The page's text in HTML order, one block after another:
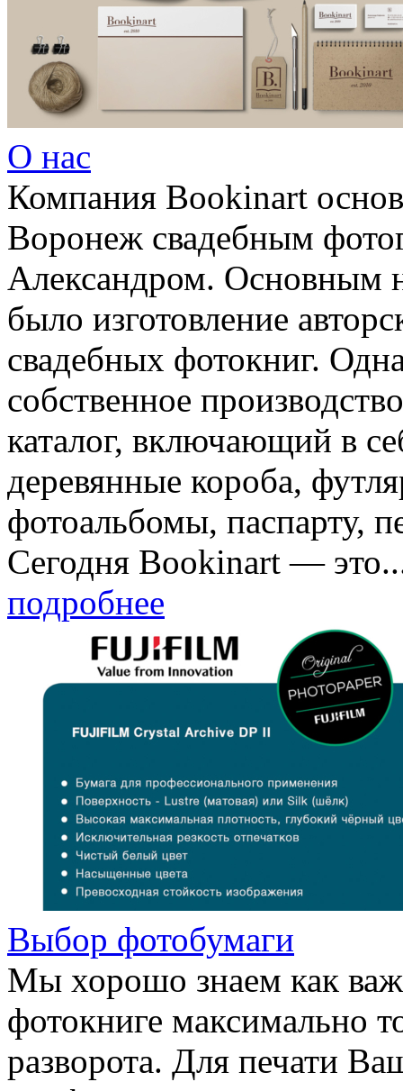
О нас
Компания Bookinart
Воронеж свадебным
Александром. Основным
было изготовление
свадебных фотокниг.
собственное
каталог, включающий в
деревянные короба,
фотоальбомы, паспарту,
Сегодня Bookinart —
подробнее
Выбор фотобумаги
Мы хорошо знаем как
фотокниге максимально
разворота. Для печати